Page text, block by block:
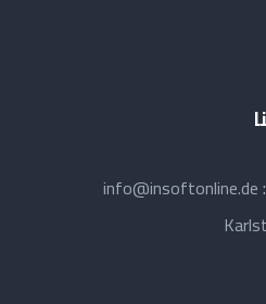
info@insoftonline.de